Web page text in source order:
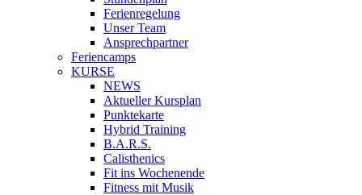
Ferienregelung
Unser Team
Ansprechpartner
Feriencamps
KURSE
NEWS
Aktueller Kursplan
Punktekarte
Hybrid Training
B.A.R.S.
Calisthenics
Fit ins Wochenende
Fitness mit Musik